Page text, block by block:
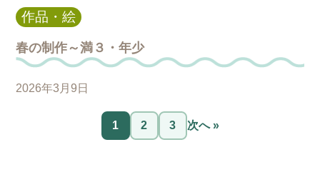
作品・絵
春の制作～満３・年少
2026年3月9日
1 2 3 次へ »